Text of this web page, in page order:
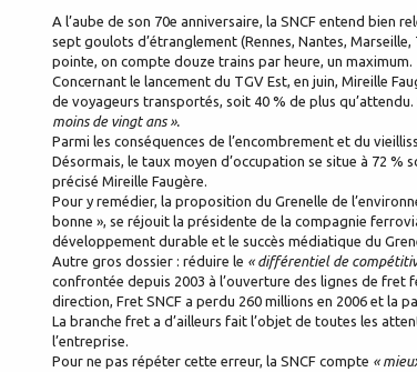
A l’aube de son 70e anniversaire, la SNCF entend bien
sept goulots d’étranglement (Rennes, Nantes,
pointe, on compte douze trains par heure, un maximum.
Concernant le lancement du TGV Est, en juin, Mireille
de voyageurs transportés, soit 40 % de plus
moins de vingt ans ».
Parmi les conséquences de l’encombrement et du
Désormais, le taux moyen d’occupation se situe à 72 %
précisé Mireille Faugère.
Pour y remédier, la proposition du Grenelle de
bonne », se réjouit la présidente de la compagnie
développement durable et le succès médiatique du
Autre gros dossier : réduire le « différentiel de
confrontée depuis 2003 à l’ouverture des lignes de fret
direction, Fret SNCF a perdu 260 millions en 2006 et la
La branche fret a d’ailleurs fait l’objet de toutes les
l’entreprise.
Pour ne pas répéter cette erreur, la SNCF compte «